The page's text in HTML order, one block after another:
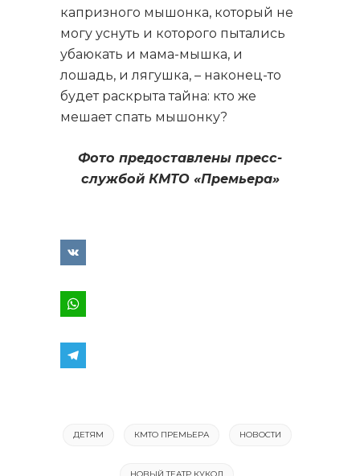
капризного мышонка, который не
могу уснуть и которого пытались
убаюкать и мама-мышка, и
лошадь, и лягушка, – наконец-то
будет раскрыта тайна: кто же
мешает спать мышонку?
Фото предоставлены пресс-
службой КМТО «Премьера»
ДЕТЯМ КМТО ПРЕМЬЕРА НОВОСТИ